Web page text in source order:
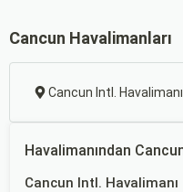
Cancun Havalimanları
Cancun Intl. Havalimanı
Havalimanından
Cancun Intl. Havalimanı